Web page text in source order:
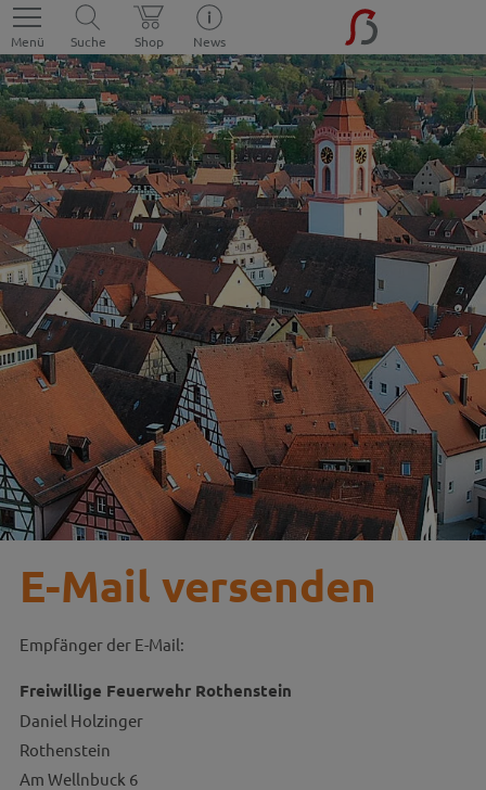
Menü Suche Shop News
E-Mail versenden
Empfänger der E-Mail:
Freiwillige Feuerwehr Rothenstein
Daniel Holzinger
Rothenstein
Am Wellnbuck 6